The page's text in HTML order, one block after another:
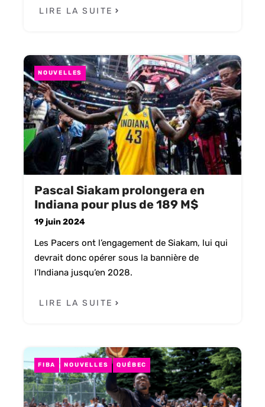
LIRE LA SUITE
NOUVELLES
Pascal Siakam prolongera en
Indiana pour plus de 189 M$
19 juin 2024
Les Pacers ont l’engagement de Siakam, lui qui
devrait donc opérer sous la bannière de
l’Indiana jusqu’en 2028.
LIRE LA SUITE
FIBA NOUVELLES QUÉBEC